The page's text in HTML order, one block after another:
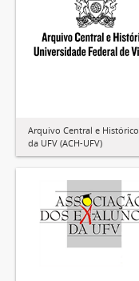
Arquivo Central e Histórico
da UFV (ACH-UFV)